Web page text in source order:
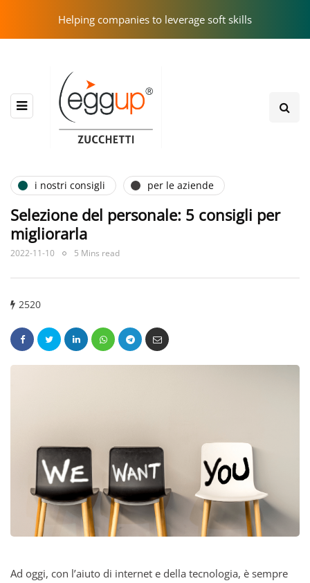
Helping companies to leverage soft skills
i nostri consigli per le aziende
Selezione del personale: 5 consigli per
migliorarla
2022-11-10 5 Mins read
2520
Ad oggi, con l’aiuto di internet e della tecnologia, è sempre